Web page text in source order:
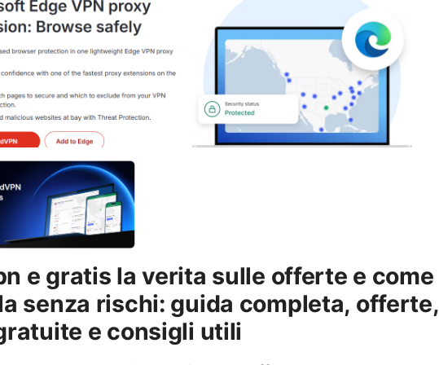
e gratis la verita sulle offerte e come
senza rischi: guida completa, offerte,
e consigli utili